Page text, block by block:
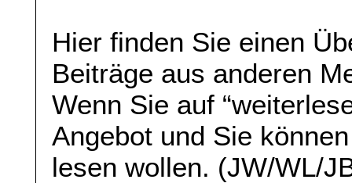
Hier finden Sie einen
Beiträge aus anderen
Wenn Sie auf
Angebot und Sie
lesen wollen. (JW/WL/